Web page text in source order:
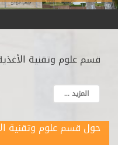
قسم علوم وتقنية
المزيد ...
حول قسم علوم وتقنية